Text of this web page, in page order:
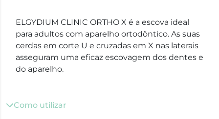
ELGYDIUM CLINIC ORTHO X é a escova ideal
para adultos com aparelho ortodôntico. As suas
cerdas em corte U e cruzadas em X nas laterais
asseguram uma eficaz escovagem dos dentes e
do aparelho.
Como utilizar